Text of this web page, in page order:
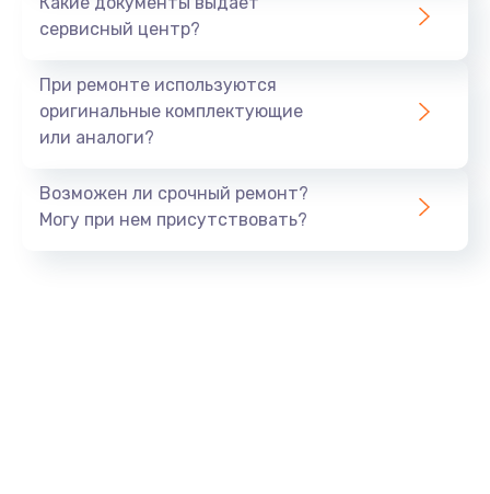
сервисный центр?
При ремонте используются
оригинальные комплектующие
или аналоги?
Возможен ли срочный ремонт?
Могу при нем присутствовать?